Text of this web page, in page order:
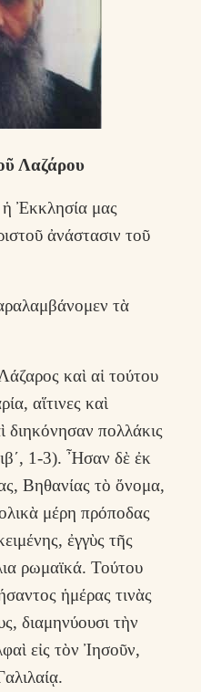
Λαζάρου
Ἐκκλησία μας
ἀνάστασιν τοῦ
τὰ
καὶ αἱ τούτου
αἵτινες καὶ
διηκόνησαν πολλάκις
1-3). Ἦσαν δὲ ἐκ
Βηθανίας τὸ ὄνομα,
μέρη πρόποδας
ἐγγὺς τῆς
ρωμαϊκά. Τούτου
ἡμέρας τινὰς
διαμηνύουσι τὴν
εἰς τὸν Ἰησοῦν,